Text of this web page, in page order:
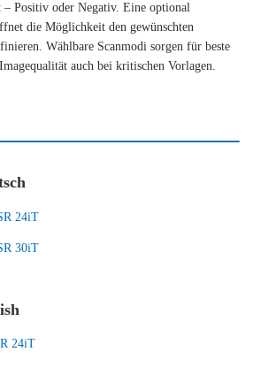
– Positiv oder Negativ. Eine optional
die Möglichkeit den gewünschten
Wählbare Scanmodi sorgen für beste
auch bei kritischen Vorlagen.
24iT
30iT
24iT